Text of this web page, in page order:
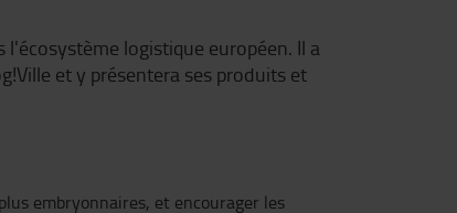
logistique européen. Il a
et y présentera ses produits et
embryonnaires, et encourager les